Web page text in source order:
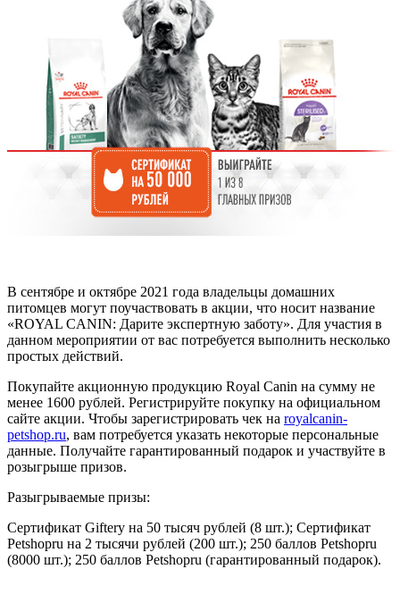
В сентябре и октябре 2021 года владельцы домашних
питомцев могут поучаствовать в акции, что носит название
«ROYAL CANIN: Дарите экспертную заботу». Для участия в
данном мероприятии от вас потребуется выполнить несколько
простых действий.
Покупайте акционную продукцию Royal Canin на сумму не
менее 1600 рублей. Регистрируйте покупку на официальном
сайте акции. Чтобы зарегистрировать чек на royalcanin-
petshop.ru, вам потребуется указать некоторые персональные
данные. Получайте гарантированный подарок и участвуйте в
розыгрыше призов.
Разыгрываемые призы:
Сертификат Giftery на 50 тысяч рублей (8 шт.); Сертификат
Petshopru на 2 тысячи рублей (200 шт.); 250 баллов Petshopru
(8000 шт.); 250 баллов Petshopru (гарантированный подарок).